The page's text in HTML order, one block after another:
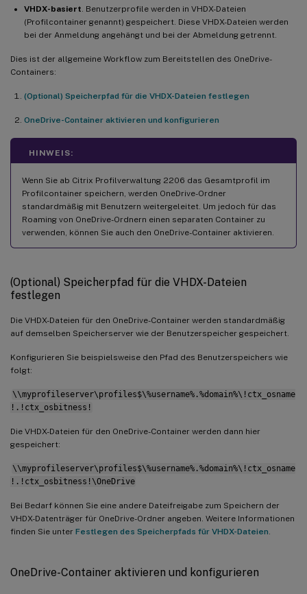
VHDX-basiert . Benutzerprofile werden in VHDX-Dateien
(Profilcontainer genannt) gespeichert. Diese VHDX-Dateien werden
bei der Anmeldung angehängt und bei der Abmeldung getrennt.
Dies ist der allgemeine Workflow zum Bereitstellen des OneDrive-
Containers:
(Optional) Speicherpfad für die VHDX-Dateien festlegen
OneDrive-Container aktivieren und konfigurieren
HINWEIS:
Wenn Sie ab Citrix Profilverwaltung 2206 das Gesamtprofil im
Profilcontainer speichern, werden OneDrive-Ordner
standardmäßig mit Benutzern weitergeleitet. Um jedoch für das
Roaming von OneDrive-Ordnern einen separaten Container zu
verwenden, können Sie auch den OneDrive-Container aktivieren.
(Optional) Speicherpfad für die VHDX-Dateien
festlegen
Die VHDX-Dateien für den OneDrive-Container werden standardmäßig
auf demselben Speicherserver wie der Benutzerspeicher gespeichert.
Konfigurieren Sie beispielsweise den Pfad des Benutzerspeichers wie
folgt:
\\myprofileserver\profiles$\%username%.%domain%\!ctx_osname
!.!ctx_osbitness!
Die VHDX-Dateien für den OneDrive-Container werden dann hier
gespeichert:
\\myprofileserver\profiles$\%username%.%domain%\!ctx_osname
!.!ctx_osbitness!\OneDrive
Bei Bedarf können Sie eine andere Dateifreigabe zum Speichern der
VHDX-Datenträger für OneDrive-Ordner angeben. Weitere Informationen
finden Sie unter Festlegen des Speicherpfads für VHDX-Dateien
OneDrive-Container aktivieren und konfigurieren